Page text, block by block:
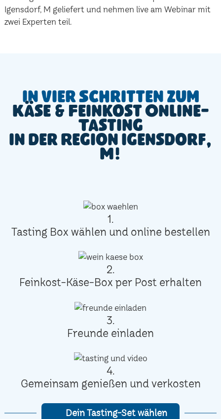
Igensdorf, M geliefert und nehmen live am Webinar mit
zwei Experten teil.
In vier Schritten zum
Käse & Feinkost Online-
Tasting
in der Region Igensdorf,
M!
1.
Tasting Box wählen und online bestellen
2.
Feinkost-Käse-Box per Post erhalten
3.
Freunde einladen
4.
Gemeinsam genießen und verkosten
Dein Tasting-Set wählen